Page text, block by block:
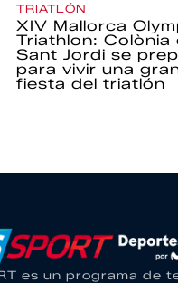
TRIATLÓN
XIV Mallorca
Triathlon: Colònia
Sant Jordi se
para vivir una
fiesta del triatlón
es un programa de